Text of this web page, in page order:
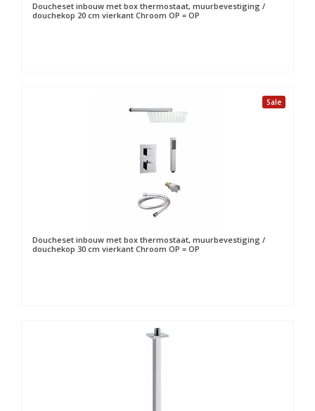
Doucheset inbouw met box thermostaat, muurbevestiging /
douchekop 20 cm vierkant Chroom OP = OP
Sale
Doucheset inbouw met box thermostaat, muurbevestiging /
douchekop 30 cm vierkant Chroom OP = OP